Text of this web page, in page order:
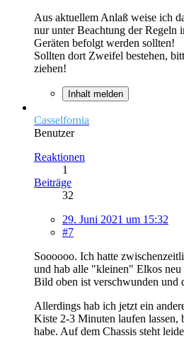
Aus aktuellem Anlaß weise ich
nur unter Beachtung der Regeln
Geräten befolgt werden sollten!
Sollten dort Zweifel bestehen,
ziehen!
Inhalt melden
Casselfornia
Benutzer
Reaktionen
1
Beiträge
32
29. Juni 2021 um 15:32
#7
Soooooo. Ich hatte
und hab alle "kleinen" Elkos neu
Bild oben ist verschwunden und
Allerdings hab ich jetzt ein
Kiste 2-3 Minuten laufen lassen,
habe. Auf dem Chassis steht